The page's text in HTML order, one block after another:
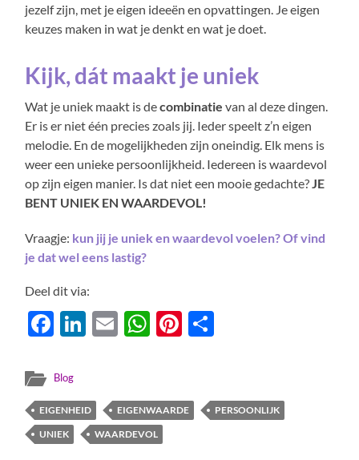
jezelf zijn, met je eigen ideeën en opvattingen. Je eigen
keuzes maken in wat je denkt en wat je doet.
Kijk, dát maakt je uniek
Wat je uniek maakt is decombinatie van al deze dingen.
Er is er niet één precies zoals jij. Ieder speelt z’n eigen
melodie. En de mogelijkheden zijn oneindig. Elk mens is
weer een unieke persoonlijkheid. Iedereen is waardevol
op zijn eigen manier. Is dat niet een mooie gedachte?JE
BENT UNIEK EN WAARDEVOL!
Vraagje: kun jij je uniek en waardevol voelen? Of vind
je dat wel eens lastig?
Deel dit via:
Facebook
LinkedIn
EmailWhatsApp
Pinterest
Blog
EIGENHEID EIGENWAARDE
PERSOONLIJK
UNIEK
WAARDEVOL